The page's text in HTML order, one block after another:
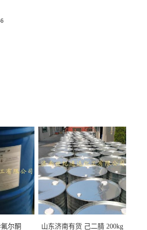
尔酮 山东济南有货 己二腈 200kg